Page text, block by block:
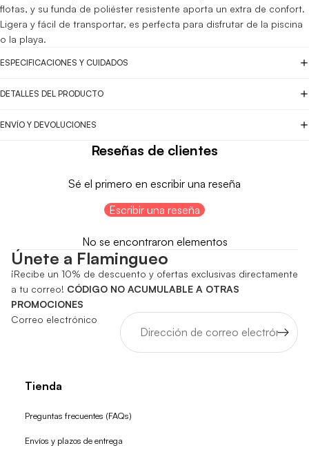
flotas, y su funda de poliéster resistente aporta un extra de confort.
Ligera y fácil de transportar, es perfecta para disfrutar de la piscina
o la playa.
ESPECIFICACIONES Y CUIDADOS
DETALLES DEL PRODUCTO
ENVÍO Y DEVOLUCIONES
Reseñas de clientes
Sé el primero en escribir una reseña
Escribir una reseña
No se encontraron elementos
Únete a Flamingueo
¡Recibe un 10% de descuento y ofertas exclusivas directamente
a tu correo! CÓDIGO NO ACUMULABLE A OTRAS
PROMOCIONES
Correo electrónico
Tienda
Preguntas frecuentes (FAQs)
Envíos y plazos de entrega